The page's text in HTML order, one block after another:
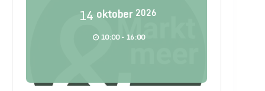
14 oktober 2026
10:00 - 16:00